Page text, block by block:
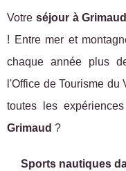
Votre séjour à Grimaud
! Entre mer et
chaque année plus
l'Office de Tourisme
toutes les
Grimaud ?
Sports nautiques